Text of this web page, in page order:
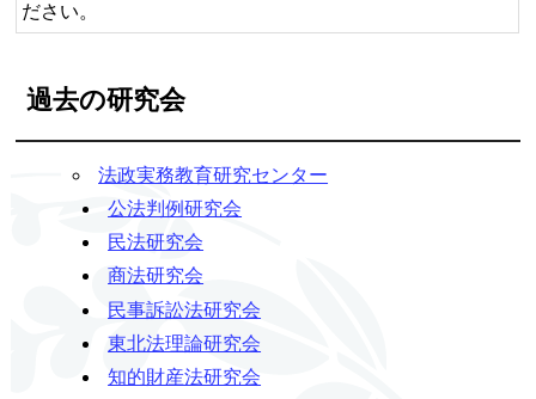
ださい。
過去の研究会
法政実務教育研究センター
公法判例研究会
民法研究会
商法研究会
民事訴訟法研究会
東北法理論研究会
知的財産法研究会